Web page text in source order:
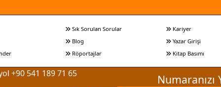
Sık Sorulan Sorular
Blog
Röportajlar
Kariyer
Yazar Girişi
Kitap Basımı
+90 541 189 71 65
Numaranızı